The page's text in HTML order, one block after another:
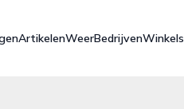
ArtikelenWeerBedrijvenWinkels